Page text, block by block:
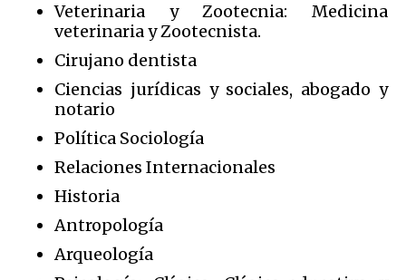
Veterinaria y Zootecnia: Medicina
veterinaria y Zootecnista.
Cirujano dentista
Ciencias jurídicas y sociales, abogado y
notario
Política Sociología
Relaciones Internacionales
Historia
Antropología
Arqueología